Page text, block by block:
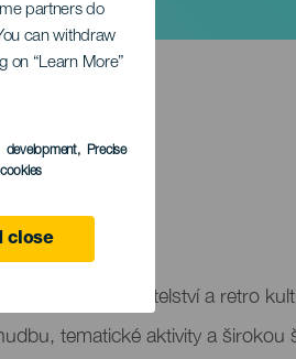
partners do
can withdraw
on “Learn More”
development, Precise
close
věnovaný sběratelství a retro
tematické aktivity a širokou